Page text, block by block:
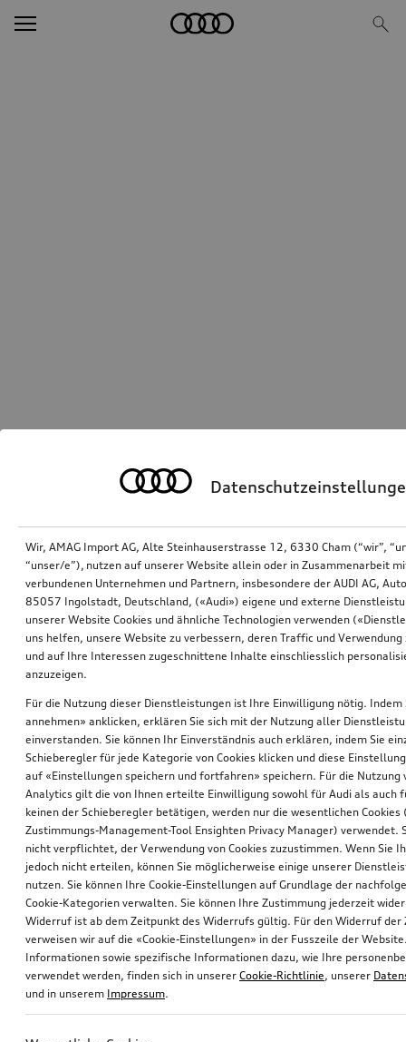
Wir, AMAG Import AG, Alte Steinhauserstrasse 12, 6330 Cham (“wir”,
“unser/e”), nutzen auf unserer Website allein oder in Zusammenarbeit
verbundenen Unternehmen und Partnern, insbesondere der AUDI AG,
85057 Ingolstadt, Deutschland, («Audi») eigene und externe
unserer Website Cookies und ähnliche Technologien verwenden
uns helfen, unsere Website zu verbessern, deren Traffic und Verwendung
und auf Ihre Interessen zugeschnittene Inhalte einschliesslich
anzuzeigen.
Für die Nutzung dieser Dienstleistungen ist Ihre Einwilligung nötig. Indem
annehmen» anklicken, erklären Sie sich mit der Nutzung aller
einverstanden. Sie können Ihr Einverständnis auch erklären, indem Sie
Schieberegler für jede Kategorie von Cookies klicken und diese
auf «Einstellungen speichern und fortfahren» speichern. Für die Nutzung
Analytics gilt die von Ihnen erteilte Einwilligung sowohl für Audi als auch
keinen der Schieberegler betätigen, werden nur die wesentlichen Cookies
Zustimmungs-Management-Tool Ensighten Privacy Manager) verwendet.
nicht verpflichtet, der Verwendung von Cookies zuzustimmen. Wenn Sie
jedoch nicht erteilen, können Sie möglicherweise einige unserer
nutzen. Sie können Ihre Cookie-Einstellungen auf Grundlage der
Cookie-Kategorien verwalten. Sie können Ihre Zustimmung jederzeit
Widerruf ist ab dem Zeitpunkt des Widerrufs gültig. Für den Widerruf der
verweisen wir auf die «Cookie-Einstellungen» in der Fusszeile der
Informationen sowie spezifische Informationen dazu, wie Ihre
verwendet werden, finden sich in unserer Cookie-Richtlinie, unserer
und in unserem Impressum.